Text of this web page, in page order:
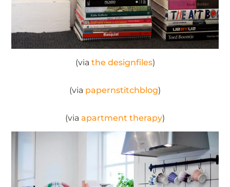
(via the designfiles)
(via papernstitchblog)
(via apartment therapy)